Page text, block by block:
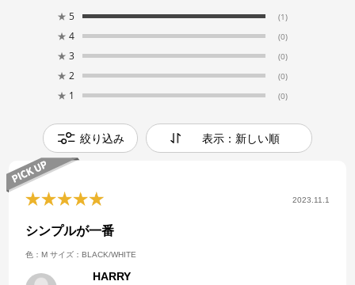
★ 5 (1)
★ 4 (0)
★ 3 (0)
★ 2 (0)
★ 1 (0)
絞り込み 表示：新しい順
2023.11.1
シンプルが一番
色：M サイズ：BLACK/WHITE
HARRY